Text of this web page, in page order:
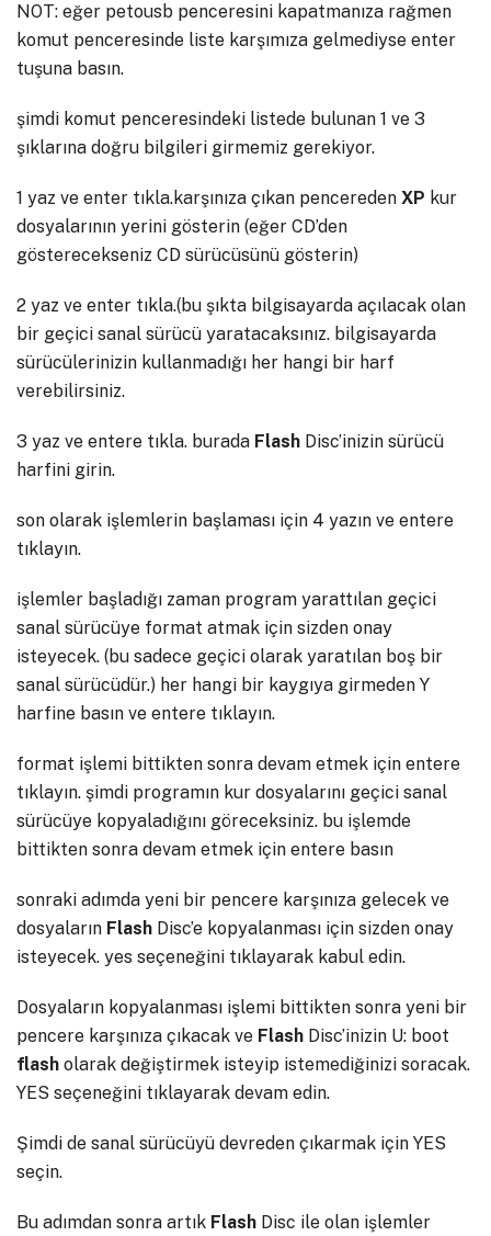
NOT: eğer petousb penceresini kapatmanıza rağmen
komut penceresinde liste karşımıza gelmediyse enter
tuşuna basın.
şimdi komut penceresindeki listede bulunan 1 ve 3
şıklarına doğru bilgileri girmemiz gerekiyor.
1 yaz ve enter tıkla.karşınıza çıkan pencereden XP kur
dosyalarının yerini gösterin (eğer CD’den
gösterecekseniz CD sürücüsünü gösterin)
2 yaz ve enter tıkla.(bu şıkta bilgisayarda açılacak olan
bir geçici sanal sürücü yaratacaksınız. bilgisayarda
sürücülerinizin kullanmadığı her hangi bir harf
verebilirsiniz.
3 yaz ve entere tıkla. burada Flash Disc’inizin sürücü
harfini girin.
son olarak işlemlerin başlaması için 4 yazın ve entere
tıklayın.
işlemler başladığı zaman program yarattılan geçici
sanal sürücüye format atmak için sizden onay
isteyecek. (bu sadece geçici olarak yaratılan boş bir
sanal sürücüdür.) her hangi bir kaygıya girmeden Y
harfine basın ve entere tıklayın.
format işlemi bittikten sonra devam etmek için entere
tıklayın. şimdi programın kur dosyalarını geçici sanal
sürücüye kopyaladığını göreceksiniz. bu işlemde
bittikten sonra devam etmek için entere basın
sonraki adımda yeni bir pencere karşınıza gelecek ve
dosyaların Flash Disc’e kopyalanması için sizden onay
isteyecek. yes seçeneğini tıklayarak kabul edin.
Dosyaların kopyalanması işlemi bittikten sonra yeni bir
pencere karşınıza çıkacak ve Flash Disc’inizin U: boot
flash olarak değiştirmek isteyip istemediğinizi soracak.
YES seçeneğini tıklayarak devam edin.
Şimdi de sanal sürücüyü devreden çıkarmak için YES
seçin.
Bu adımdan sonra artık Flash Disc ile olan işlemler